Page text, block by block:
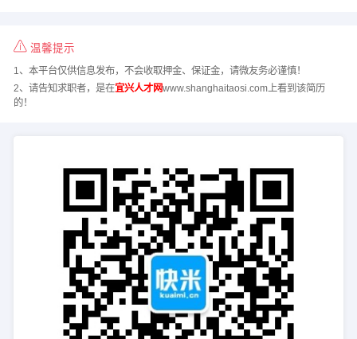
温馨提示
1、本平台仅供信息发布，不会收取押金、保证金，请微友务必谨慎！
2、请告知求职者，是在宜兴人才网www.shanghaitaosi.com上看到该简历
的！